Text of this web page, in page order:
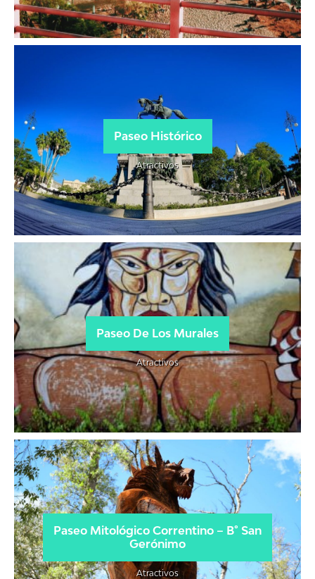
Paseo Histórico
Atractivos
Paseo De Los Murales
Atractivos
Paseo Mitológico Correntino – B° San
Gerónimo
Atractivos